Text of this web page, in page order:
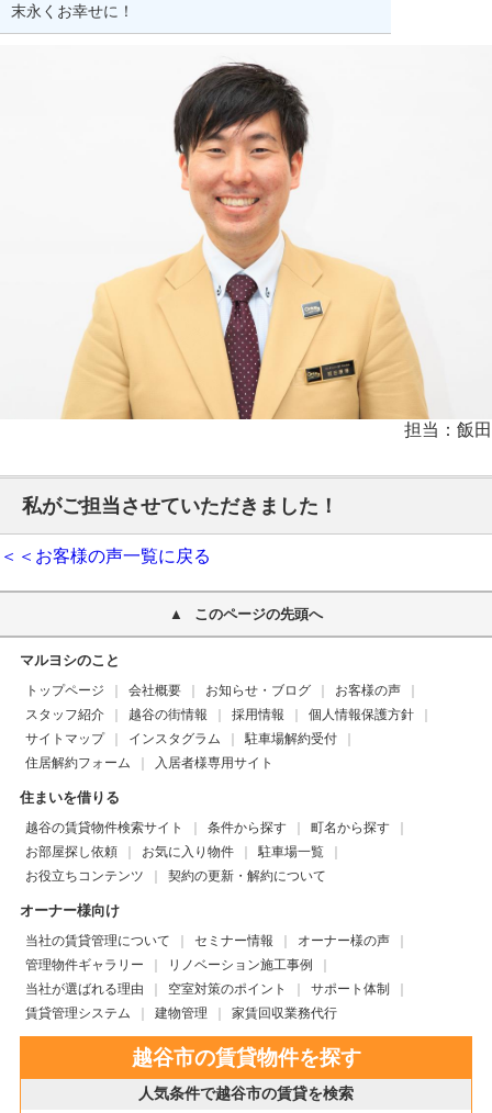
末永くお幸せに！
担当：飯田
私がご担当させていただきました！
＜＜お客様の声一覧に戻る
このページの先頭へ
マルヨシのこと
トップページ 会社概要 お知らせ・ブログ
お客様の声
スタッフ紹介
越谷の街情報 採用情報
個人情報保護方針
サイトマップ
インスタグラム
駐車場解約受付
住居解約フォーム
入居者様専用サイト
住まいを借りる
越谷の賃貸物件検索サイト 条件から探す
町名から探す
お部屋探し依頼
お気に入り物件
駐車場一覧
お役立ちコンテンツ
契約の更新・解約について
オーナー様向け
当社の賃貸管理について セミナー情報
オーナー様の声
管理物件ギャラリー
リノベーション施工事例
当社が選ばれる理由
空室対策のポイント
サポート体制
賃貸管理システム
建物管理 家賃回収業務代行
越谷市の賃貸物件を探す
人気条件で越谷市の賃貸を検索